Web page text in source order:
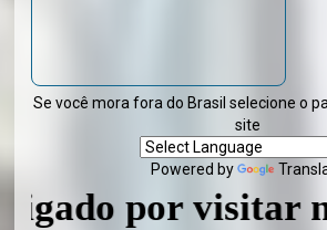
Se você mora fora do Brasil selecione o
site
Powered by
visitar nosso